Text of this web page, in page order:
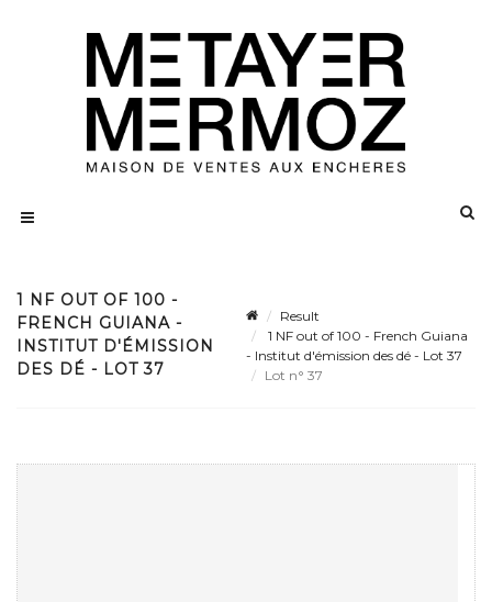
1 NF OUT OF 100 -
FRENCH GUIANA -
INSTITUT D'ÉMISSION
DES DÉ - LOT 37
Result
1 NF out of 100 - French Guiana
- Institut d'émission des dé - Lot 37
Lot n° 37